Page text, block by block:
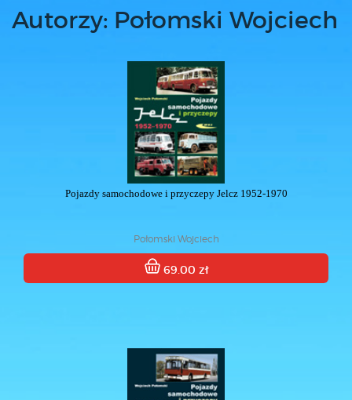
Autorzy: Połomski Wojciech
Pojazdy samochodowe i przyczepy Jelcz 1952-1970
Połomski Wojciech
69.00 zł